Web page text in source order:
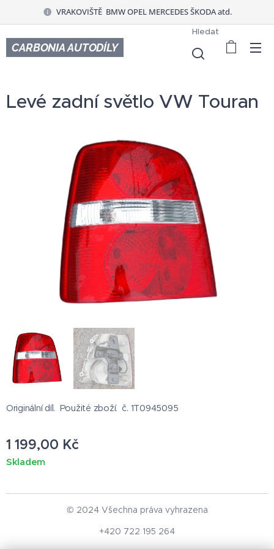
VRAKOVIŠTĚ BMW OPEL MERCEDES ŠKODA atd.
CARBONIA AUTODÍLY
Hledat
Levé zadní světlo VW Touran
Originální díl. Použité zboží. č. 1T0945095
1 199,00 Kč
Skladem
© 2024 Všechna práva vyhrazena
+420 722 195 264